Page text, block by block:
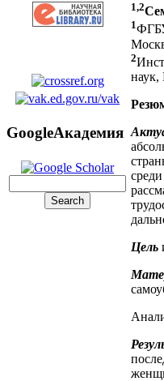
GoogleАкадемия
1,2
1
2
наук,
Цель